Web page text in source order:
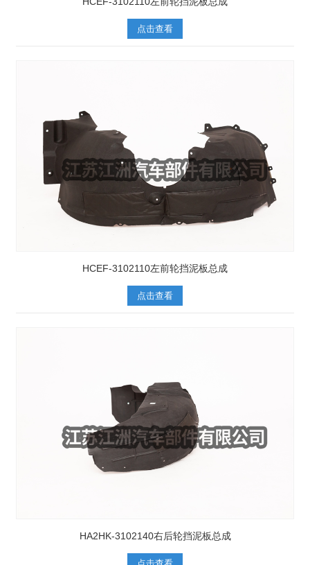
点击查看
HCEF-3102110左前轮挡泥板总成
点击查看
HA2HK-3102140右后轮挡泥板总成